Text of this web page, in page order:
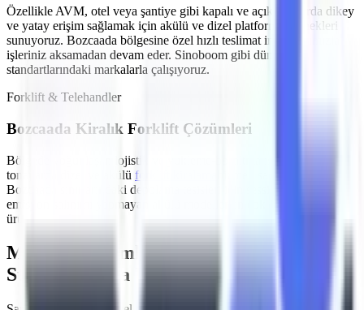
Özellikle AVM, otel veya şantiye gibi kapalı ve açık alanlarda dikey
ve yatay erişim sağlamak için akülü ve dizel platform seçenekleri
sunuyoruz. Bozcaada bölgesine özel hızlı teslimat imkanlarımızla
işleriniz aksamadan devam eder. Sinoboom gibi dünya
standartlarındaki markalarla çalışıyoruz.
Forklift & Telehandler
Bozcaada Kiralık Forklift Çözümleri
Bölgede yoğunlaşan lojistik ve yükleme-boşaltma işleri
tonajlarda dizel ve akülü forklift kiralama
Bozcaada
sınırlarındaki depolama tesisleri için sessiz çalışan ve
emisyon salınımı yapmayan akülü modeller en çok tercih edilen
ürünlerimizdir.
MMO Denetimli ve İş Güvenliği
Standartlarına Uygun Filo